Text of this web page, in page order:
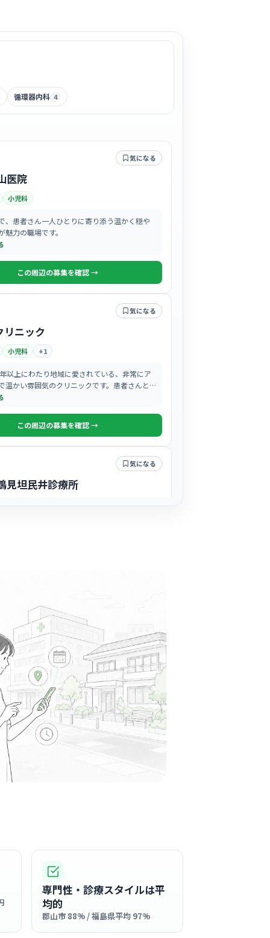
循環器内科 4
気になる
医院
小児科
、患者さん一人ひとりに寄り添う温かく穏や
魅力の職場です。
この周辺の募集を確認 →
気になる
リニック
小児科 +1
以上にわたり地域に愛されている、非常にア
温かい雰囲気のクリニックです。患者さんと
、一人ひとりに寄り添った看護を大切にして
この周辺の募集を確認 →
気になる
見坦民井診療所
科
の仲が良く、アットホームで穏やかな雰囲気
越えたコミュニケーションが活発で、職種の
し合っています。
この周辺の募集を確認 →
で温かい雰囲気が自慢の職場です。スタッフ
ニケーションが活発で、困ったときにはお互
文化が根付いています。
この周辺の募集を確認 →
専門性・診療スタイルは平
均的
郡山市 88% / 福島県平均 97%